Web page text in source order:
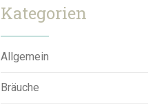
Kategorien
Allgemein
Bräuche